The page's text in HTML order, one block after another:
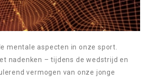
mentale aspecten in onze sport.
nadenken – tijdens de wedstrijd en
vermogen van onze jonge